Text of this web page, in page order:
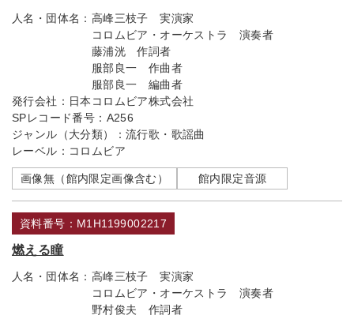
人名・団体名： 高峰三枝子 実演家
コロムビア・オーケストラ 演奏者
藤浦洸 作詞者
服部良一 作曲者
服部良一 編曲者
発行会社： 日本コロムビア株式会社
SPレコード番号： A256
ジャンル（大分類）： 流行歌・歌謡曲
レーベル： コロムビア
画像無（館内限定画像含む） 館内限定音源
資料番号：M1H1199002217
燃える瞳
人名・団体名： 高峰三枝子 実演家
コロムビア・オーケストラ 演奏者
野村俊夫 作詞者